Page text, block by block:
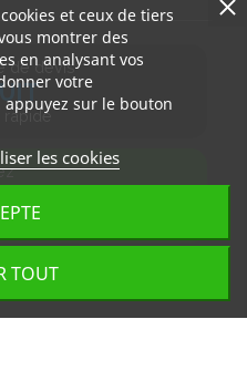
de devis
rapide
à nos articles
et ceux de tiers
montrer des
en analysant vos
votre
sur le bouton
les cookies
TOUTMD Ouest © 2026